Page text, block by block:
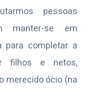
pessoas
manter-se em
para completar a
filhos e netos,
merecido ócio (na